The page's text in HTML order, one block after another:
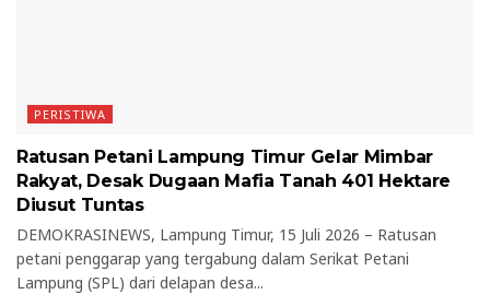
PERISTIWA
Ratusan Petani Lampung Timur Gelar Mimbar
Rakyat, Desak Dugaan Mafia Tanah 401 Hektare
Diusut Tuntas
DEMOKRASINEWS, Lampung Timur, 15 Juli 2026 – Ratusan
petani penggarap yang tergabung dalam Serikat Petani
Lampung (SPL) dari delapan desa...